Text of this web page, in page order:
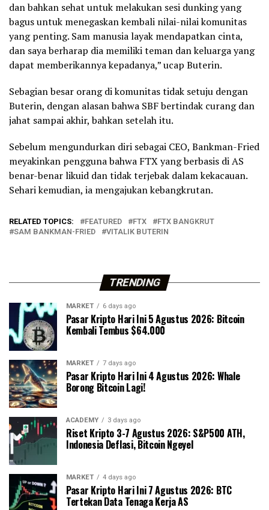
dan bahkan sehat untuk melakukan sesi dunking yang
bagus untuk menegaskan kembali nilai-nilai komunitas
yang penting. Sam manusia layak mendapatkan cinta,
dan saya berharap dia memiliki teman dan keluarga yang
dapat memberikannya kepadanya,” ucap Buterin.
Sebagian besar orang di komunitas tidak setuju dengan
Buterin, dengan alasan bahwa SBF bertindak curang dan
jahat sampai akhir, bahkan setelah itu.
Sebelum mengundurkan diri sebagai CEO, Bankman-Fried
meyakinkan pengguna bahwa FTX yang berbasis di AS
benar-benar likuid dan tidak terjebak dalam kekacauan.
Sehari kemudian, ia mengajukan kebangkrutan.
RELATED TOPICS: FEATURED FTX
FTX BANGKRUT
SAM BANKMAN-FRIED
VITALIK BUTERIN
TRENDING
MARKET 6 days ago
Pasar Kripto Hari Ini 5 Agustus 2026: Bitcoin
Kembali Tembus $64.000
MARKET 7 days ago
Pasar Kripto Hari Ini 4 Agustus 2026: Whale
Borong Bitcoin Lagi!
ACADEMY 3 days ago
Riset Kripto 3-7 Agustus 2026: S&P500 ATH,
Indonesia Deflasi, Bitcoin Ngeyel
MARKET 4 days ago
Pasar Kripto Hari Ini 7 Agustus 2026: BTC
Tertekan Data Tenaga Kerja AS